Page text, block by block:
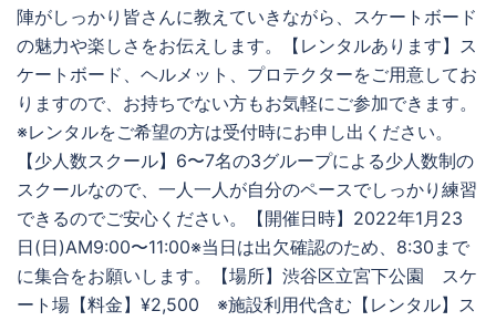
陣がしっかり皆さんに教えていきながら、スケートボード
の魅力や楽しさをお伝えします。【レンタルあります】ス
ケートボード、ヘルメット、プロテクターをご用意してお
りますので、お持ちでない方もお気軽にご参加できます。
※レンタルをご希望の方は受付時にお申し出ください。
【少人数スクール】6〜7名の3グループによる少人数制の
スクールなので、一人一人が自分のペースでしっかり練習
できるのでご安心ください。【開催日時】2022年1月23
日(日)AM9:00〜11:00※当日は出欠確認のため、8:30まで
に集合をお願いします。【場所】渋谷区立宮下公園 スケ
ート場【料金】¥2,500 ※施設利用代含む【レンタル】ス